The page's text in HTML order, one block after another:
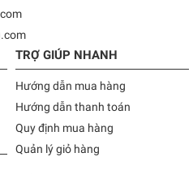
TRỢ GIÚP NHANH
Hướng dẫn mua hàng
Hướng dẫn thanh toán
Quy định mua hàng
Quản lý giỏ hàng